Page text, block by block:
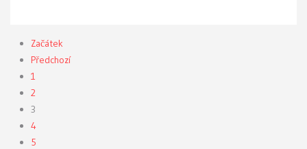
Začátek
Předchozí
1
2
3
4
5